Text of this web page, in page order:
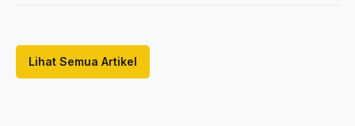
Lihat Semua Artikel